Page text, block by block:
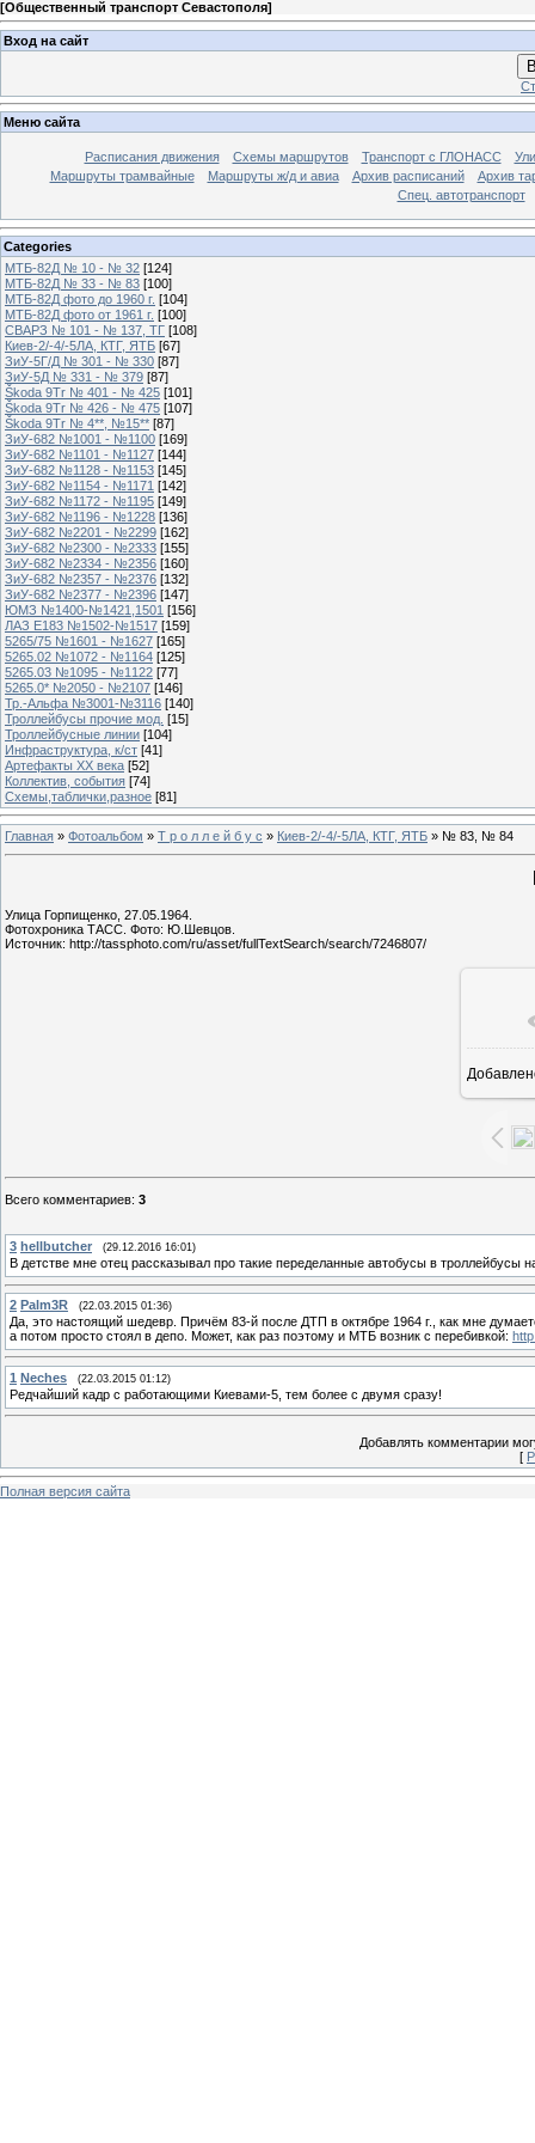
[Общественный транспорт Севастополя]
Вход на сайт
Меню сайта
Расписания движения Схемы маршрутов Транспорт с ГЛОНАСС
Маршруты трамвайные
Маршруты ж/д и авиа Архив расписаний
Архив
Спец. автотранспорт
Categories
МТБ-82Д № 10 - № 32 [124]
МТБ-82Д № 33 - № 83 [100]
МТБ-82Д фото до 1960 г. [104]
МТБ-82Д фото от 1961 г. [100]
СВАРЗ № 101 - № 137, ТГ [108]
Киев-2/-4/-5ЛА, КТГ, ЯТБ [67]
ЗиУ-5Г/Д № 301 - № 330 [87]
ЗиУ-5Д № 331 - № 379 [87]
Škoda 9Tr № 401 - № 425 [101]
Škoda 9Tr № 426 - № 475 [107]
Škoda 9Tr № 4**, №15** [87]
ЗиУ-682 №1001 - №1100 [169]
ЗиУ-682 №1101 - №1127 [144]
ЗиУ-682 №1128 - №1153 [145]
ЗиУ-682 №1154 - №1171 [142]
ЗиУ-682 №1172 - №1195 [149]
ЗиУ-682 №1196 - №1228 [136]
ЗиУ-682 №2201 - №2299 [162]
ЗиУ-682 №2300 - №2333 [155]
ЗиУ-682 №2334 - №2356 [160]
ЗиУ-682 №2357 - №2376 [132]
ЗиУ-682 №2377 - №2396 [147]
ЮМЗ №1400-№1421,1501 [156]
ЛАЗ Е183 №1502-№1517 [159]
5265/75 №1601 - №1627 [165]
5265.02 №1072 - №1164 [125]
5265.03 №1095 - №1122 [77]
5265.0* №2050 - №2107 [146]
Тр.-Альфа №3001-№3116 [140]
Троллейбусы прочие мод. [15]
Троллейбусные линии [104]
Инфраструктура, к/ст [41]
Артефакты ХХ века [52]
Коллектив, события [74]
Схемы,таблички,разное [81]
Главная » Фотоальбом » Т р о л л е й б у с » Киев-2/-4/-5ЛА, КТГ, ЯТБ » № 83, № 84
Улица Горпищенко, 27.05.1964.
Фотохроника ТАСС. Фото: Ю.Шевцов.
Источник: http://tassphoto.com/ru/asset/fullTextSearch/search/7246807/
Всего комментариев: 3
3 hellbutcher (29.12.2016 16:01)
В детстве мне отец рассказывал про такие переделанные автобусы в троллейбусы
2 Palm3R (22.03.2015 01:36)
Да, это настоящий шедевр. Причём 83-й после ДТП в октябре 1964 г., как мне
а потом просто стоял в депо. Может, как раз поэтому и МТБ возник с перебивкой:
1 Neches (22.03.2015 01:12)
Редчайший кадр с работающими Киевами-5, тем более с двумя сразу!
Добавлять комментарии
[
Полная версия сайта